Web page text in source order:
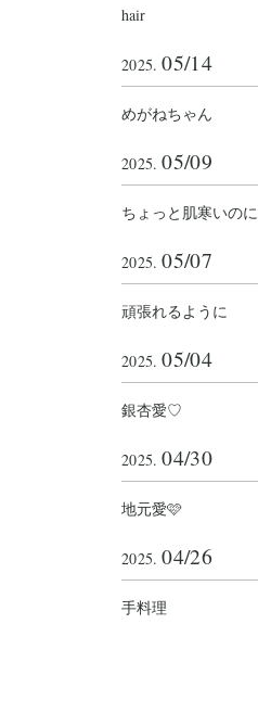
hair
2025. 05/14
めがねちゃん
2025. 05/09
ちょっと肌寒いのに
2025. 05/07
頑張れるように
2025. 05/04
銀杏愛♡
2025. 04/30
地元愛🩷
2025. 04/26
手料理